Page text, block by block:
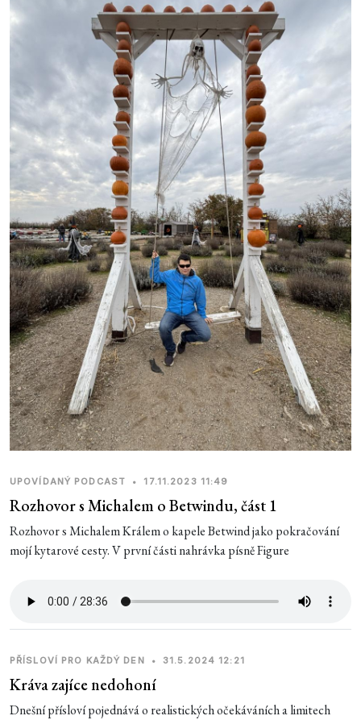
UPOVÍDANÝ PODCAST • 17.11.2023 11:49
Rozhovor s Michalem o Betwindu, část 1
Rozhovor s Michalem Králem o kapele Betwind jako pokračování
mojí kytarové cesty. V první části nahrávka písně Figure
PŘÍSLOVÍ PRO KAŽDÝ DEN • 31.5.2024 12:21
Kráva zajíce nedohoní
Dnešní přísloví pojednává o realistických očekáváních a limitech